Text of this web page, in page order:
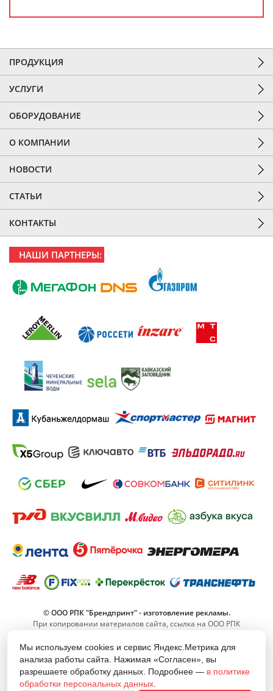
ПРОДУКЦИЯ
УСЛУГИ
ОБОРУДОВАНИЕ
О КОМПАНИИ
НОВОСТИ
СТАТЬИ
КОНТАКТЫ
НАШИ ПАРТНЕРЫ:
© ООО РПК "Брендпринт" - изготовление рекламы.
При копировании материалов сайта, ссылка на ООО РПК
8 (800) 555-11-42
(Звонок по РФ бесплатный)
Мы используем cookies и сервис Яндекс.Метрика для
анализа работы сайта. Нажимая «Согласен», вы
разрешаете обработку данных. Подробнее — в политике
обработки персональных данных